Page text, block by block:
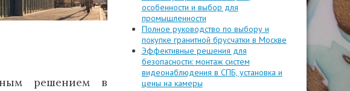
решением в
особенности и выбор для
промышленности
Полное руководство по выбору и
покупке гранитной брусчатки в Москве
Эффективные решения для
безопасности: монтаж систем
видеонаблюдения в СПБ, установка и
цены на камеры